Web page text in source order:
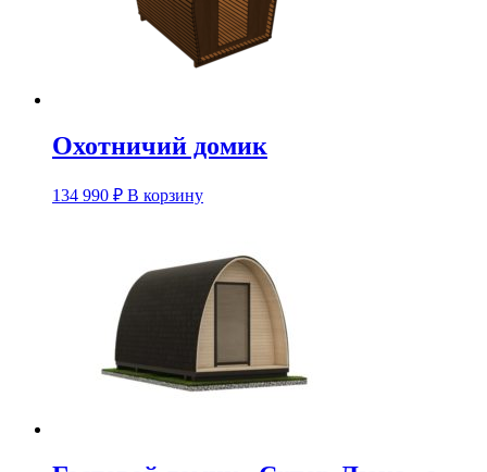
Охотничий домик
134 990 ₽ В корзину